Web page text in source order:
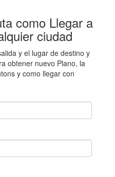
como Llegar a
ciudad
y el lugar de destino y
obtener nuevo Plano, la
y como llegar con